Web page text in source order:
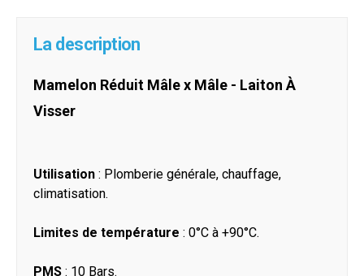
La description
Mamelon Réduit Mâle x Mâle - Laiton À
Visser
Utilisation : Plomberie générale, chauffage,
climatisation.
Limites de température : 0°C à +90°C.
PMS : 10 Bars.